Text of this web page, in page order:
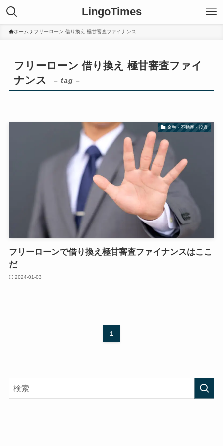
LingoTimes
ホーム フリーローン 借り換え 極甘審査ファイナンス
フリーローン 借り換え 極甘審査ファイ
ナンス
– tag –
金融・不動産・投資
フリーローンで借り換え極甘審査ファイナンスはここ
だ
2024-01-03
1